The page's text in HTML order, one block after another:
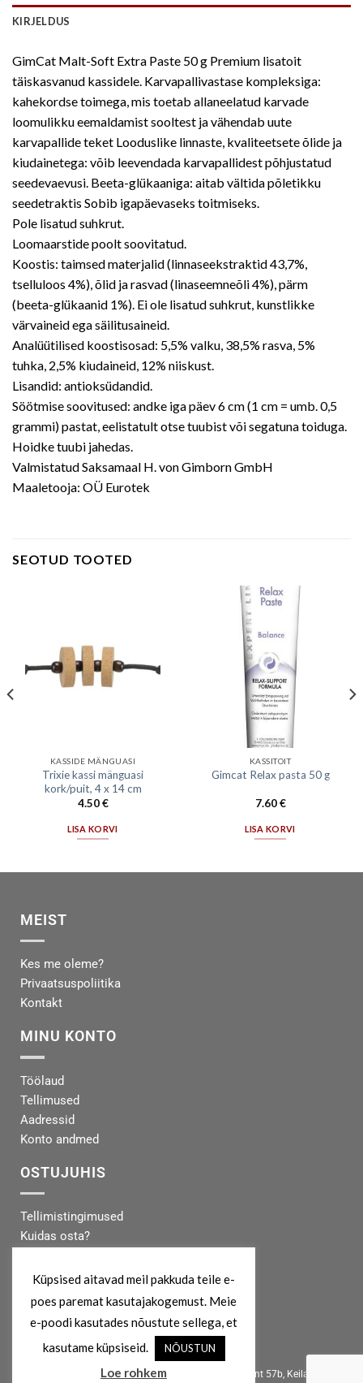
KIRJELDUS
GimCat Malt-Soft Extra Paste 50 g Premium lisatoit
täiskasvanud kassidele. Karvapallivastase kompleksiga:
kahekordse toimega, mis toetab allaneelatud karvade
loomulikku eemaldamist sooltest ja vähendab uute
karvapallide teket Looduslike linnaste, kvaliteetsete õlide ja
kiudainetega: võib leevendada karvapallidest põhjustatud
seedevaevusi. Beeta-glükaaniga: aitab vältida põletikku
seedetraktis Sobib igapäevaseks toitmiseks.
Pole lisatud suhkrut.
Loomaarstide poolt soovitatud.
Koostis: taimsed materjalid (linnaseekstraktid 43,7%,
tselluloos 4%), õlid ja rasvad (linaseemneõli 4%), pärm
(beeta-glükaanid 1%). Ei ole lisatud suhkrut, kunstlikke
värvaineid ega säilitusaineid.
Analüütilised koostisosad: 5,5% valku, 38,5% rasva, 5%
tuhka, 2,5% kiudaineid, 12% niiskust.
Lisandid: antioksüdandid.
Söötmise soovitused: andke iga päev 6 cm (1 cm = umb. 0,5
grammi) pastat, eelistatult otse tuubist või segatuna toiduga.
Hoidke tuubi jahedas.
Valmistatud Saksamaal H. von Gimborn GmbH
Maaletooja: OÜ Eurotek
SEOTUD TOOTED
KASSIDE MÄNGUASI
Trixie kassi mänguasi
kork/puit, 4 x 14 cm
4.50€
LISA KORVI
KASSITOIT
Gimcat Relax pasta 50 g
7.60€
LISA KORVI
MEIST
Kes me oleme?
Privaatsuspoliitika
Kontakt
MINU KONTO
Töölaud
Tellimused
Aadressid
Konto andmed
OSTUJUHIS
Tellimistingimused
Kuidas osta?
Tarneinfo
MEIST
info@koertekeskus.ee
Koertekeskus, Rõõmu Kaubamaja, Haapsalu mnt 57b, Keila, 76607
Küpsised aitavad meil pakkuda teile e-
poes paremat kasutajakogemust. Meie
e-poodi kasutades nõustute sellega, et
kasutame küpsiseid.
NÕUSTUN
Loe rohkem